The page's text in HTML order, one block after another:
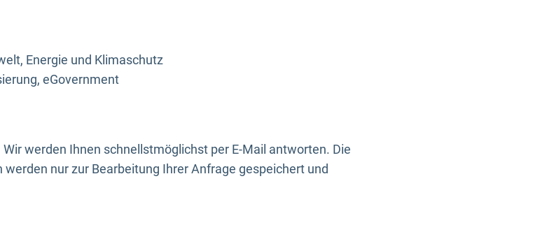
Energie und Klimaschutz
eGovernment
werden Ihnen schnellstmöglichst per E-Mail antworten. Die
nur zur Bearbeitung Ihrer Anfrage gespeichert und